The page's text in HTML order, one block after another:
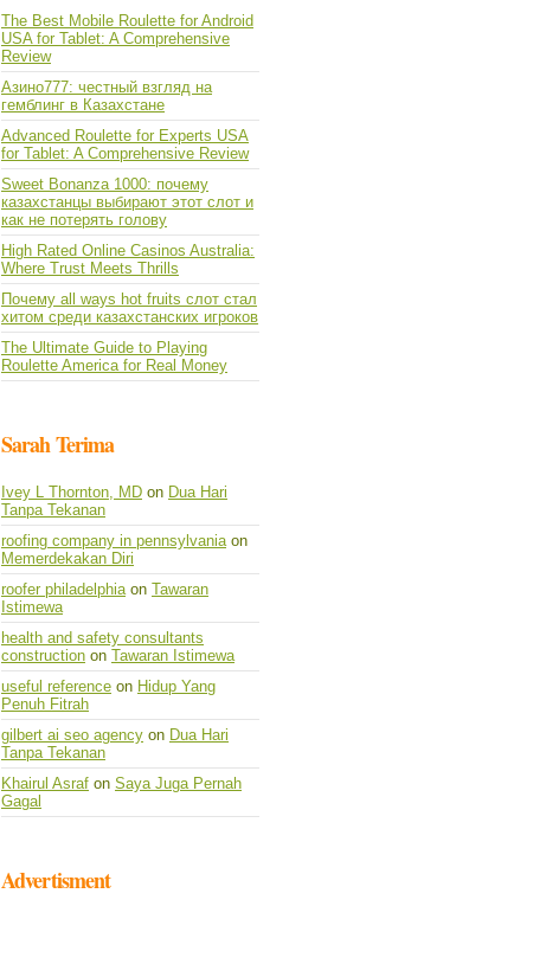
The Best Mobile Roulette for Android
USA for Tablet: A Comprehensive
Review
Азино777: честный взгляд на
гемблинг в Казахстане
Advanced Roulette for Experts USA
for Tablet: A Comprehensive Review
Sweet Bonanza 1000: почему
казахстанцы выбирают этот слот и
как не потерять голову
High Rated Online Casinos Australia:
Where Trust Meets Thrills
Почему all ways hot fruits слот стал
хитом среди казахстанских игроков
The Ultimate Guide to Playing
Roulette America for Real Money
Sarah Terima
Ivey L Thornton, MD on Dua Hari
Tanpa Tekanan
roofing company in pennsylvaniaon
Memerdekakan Diri
roofer philadelphiaon Tawaran
Istimewa
health and safety consultants
construction on Tawaran Istimewa
useful reference on Hidup Yang
Penuh Fitrah
gilbert ai seo agency on Dua Hari
Tanpa Tekanan
Khairul Asraf on Saya Juga Pernah
Gagal
Advertisment